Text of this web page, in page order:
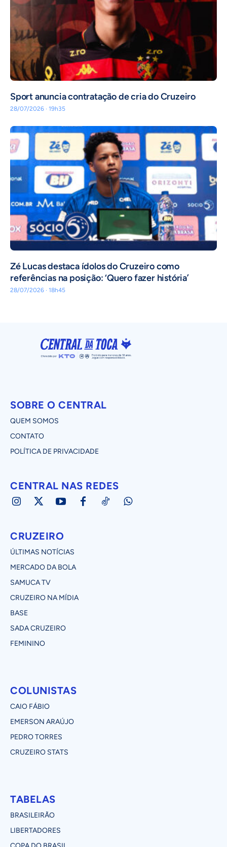
Sport anuncia contratação de cria do Cruzeiro
28/07/2026 · 19h35
Zé Lucas destaca ídolos do Cruzeiro como
referências na posição: ‘Quero fazer história’
28/07/2026 · 18h45
SOBRE O CENTRAL
QUEM SOMOS
CONTATO
POLÍTICA DE PRIVACIDADE
CENTRAL NAS REDES
CRUZEIRO
ÚLTIMAS NOTÍCIAS
MERCADO DA BOLA
SAMUCA TV
CRUZEIRO NA MÍDIA
BASE
SADA CRUZEIRO
FEMININO
COLUNISTAS
CAIO FÁBIO
EMERSON ARAÚJO
PEDRO TORRES
CRUZEIRO STATS
TABELAS
BRASILEIRÃO
LIBERTADORES